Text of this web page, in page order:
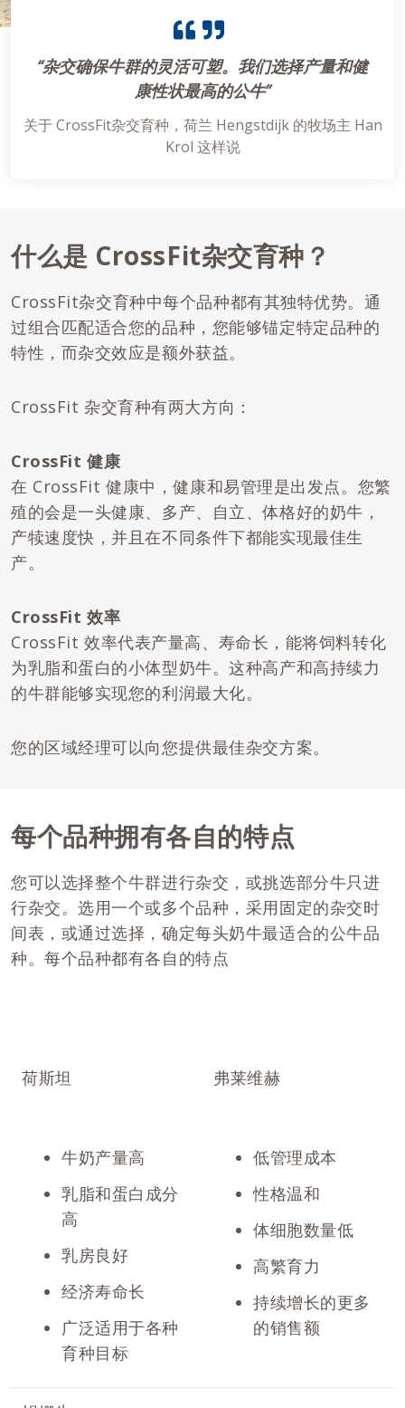
“杂交确保牛群的灵活可塑。我们选择产量和健
康性状最高的公牛”
关于 CrossFit杂交育种，荷兰 Hengstdijk 的牧场主 Han
Krol 这样说
什么是 CrossFit杂交育种？
CrossFit杂交育种中每个品种都有其独特优势。通
过组合匹配适合您的品种，您能够锚定特定品种的
特性，而杂交效应是额外获益。
CrossFit 杂交育种有两大方向：
CrossFit 健康
在 CrossFit 健康中，健康和易管理是出发点。您繁
殖的会是一头健康、多产、自立、体格好的奶牛，
产犊速度快，并且在不同条件下都能实现最佳生
产。
CrossFit 效率
CrossFit 效率代表产量高、寿命长，能将饲料转化
为乳脂和蛋白的小体型奶牛。这种高产和高持续力
的牛群能够实现您的利润最大化。
您的区域经理可以向您提供最佳杂交方案。
每个品种拥有各自的特点
您可以选择整个牛群进行杂交，或挑选部分牛只进
行杂交。选用一个或多个品种，采用固定的杂交时
间表，或通过选择，确定每头奶牛最适合的公牛品
种。每个品种都有各自的特点
荷斯坦
牛奶产量高
乳脂和蛋白成分
高
乳房良好
经济寿命长
广泛适用于各种
育种目标
弗莱维赫
低管理成本
性格温和
体细胞数量低
高繁育力
持续增长的更多
的销售额